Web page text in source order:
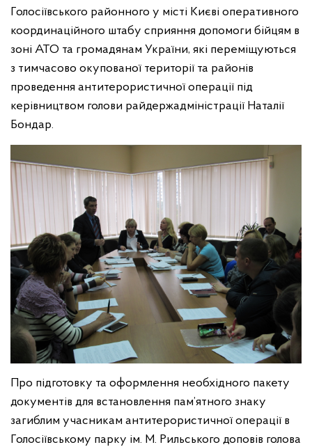
Голосіївського районного у місті Києві оперативного
координаційного штабу сприяння допомоги бійцям в
зоні АТО та громадянам України, які переміщуються
з тимчасово окупованої території та районів
проведення антитерористичної операції під
керівництвом голови райдержадміністрації Наталії
Бондар.
Про підготовку та оформлення необхідного пакету
документів для встановлення пам’ятного знаку
загиблим учасникам антитерористичної операції в
Голосіївському парку ім. М. Рильського доповів голова